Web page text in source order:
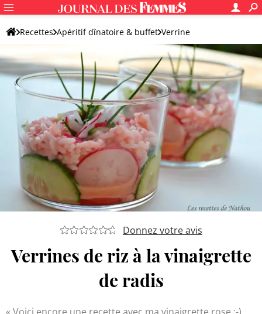
Recettes Apéritif dînatoire & buffet Verrine
Verrine de la terre
Donnez votre avis
Verrines de riz à la vinaigrette
de radis
Voici encore une recette avec ma vinaigrette rose :-)